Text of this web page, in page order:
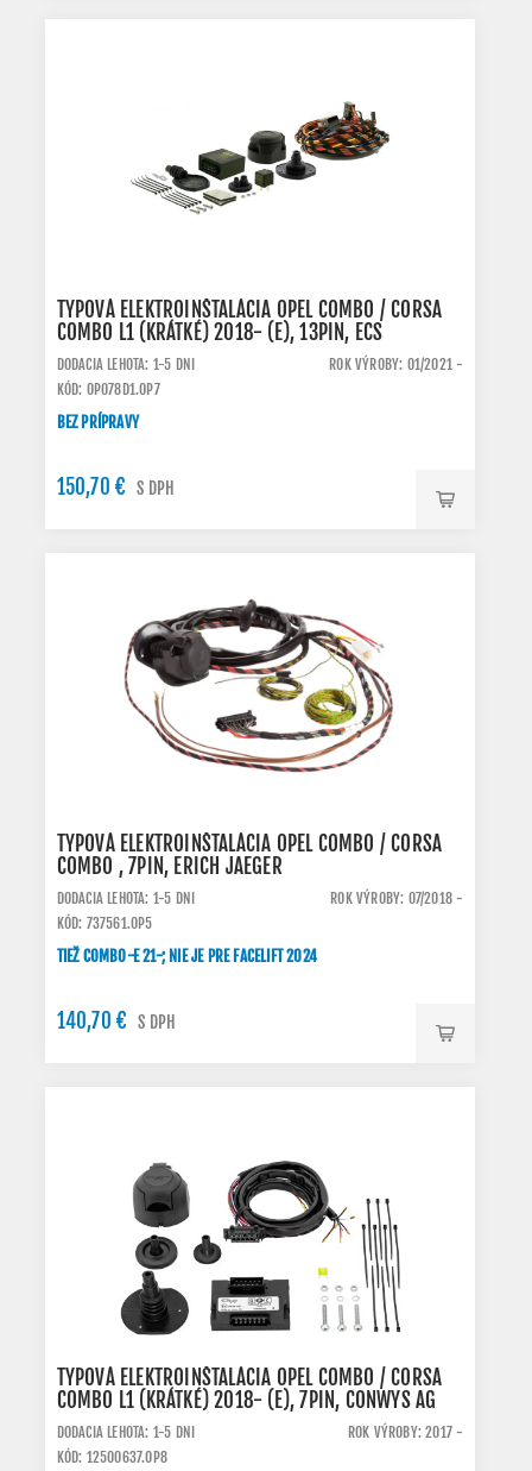
TYPOVÁ ELEKTROINŠTALÁCIA OPEL COMBO / CORSA
COMBO L1 (KRÁTKÉ) 2018- (E), 13PIN, ECS
DODACIA LEHOTA: 1-5 DNI
ROK VÝROBY: 01/2021 -
KÓD: OP078D1.OP7
BEZ PRÍPRAVY
150,70 € S DPH
TYPOVÁ ELEKTROINŠTALÁCIA OPEL COMBO / CORSA
COMBO , 7PIN, ERICH JAEGER
DODACIA LEHOTA: 1-5 DNI
ROK VÝROBY: 07/2018 -
KÓD: 737561.OP5
TIEŽ COMBO-E 21-; NIE JE PRE FACELIFT 2024
140,70 € S DPH
TYPOVÁ ELEKTROINŠTALÁCIA OPEL COMBO / CORSA
COMBO L1 (KRÁTKÉ) 2018- (E), 7PIN, CONWYS AG
DODACIA LEHOTA: 1-5 DNI
ROK VÝROBY: 2017 -
KÓD: 12500637.OP8